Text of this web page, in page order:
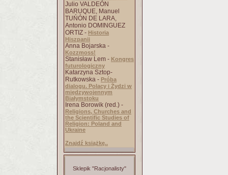
Julio VALDEÓN
BARUQUE, Manuel
TUŃÓN DE LARA,
Antonio DOMINGUEZ
ORTIZ - Historia
Hiszpanii
Anna Bojarska -
Kozzmoss!
Stanisław Lem - Kongres
futurologiczny
Katarzyna Sztop-
Rutkowska - Próba
dialogu. Polacy i Żydzi w
międzywojennym
Białymstoku
Irena Borowik (red.) -
Religions, Churches and
the Scientific Studies of
Religion: Poland and
Ukraine
Znajdź książkę..
Sklepik "Racjonalisty"